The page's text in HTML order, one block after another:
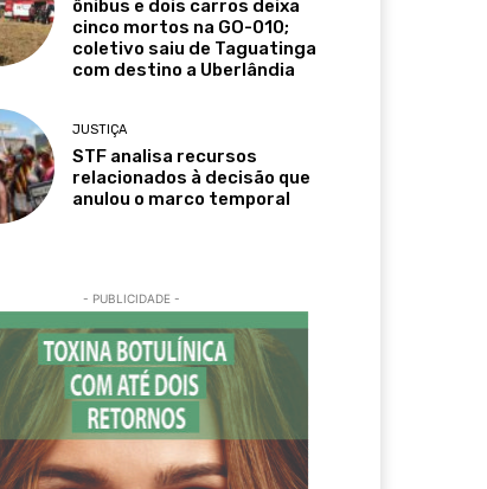
ônibus e dois carros deixa
cinco mortos na GO-010;
coletivo saiu de Taguatinga
com destino a Uberlândia
JUSTIÇA
STF analisa recursos
relacionados à decisão que
anulou o marco temporal
- PUBLICIDADE -